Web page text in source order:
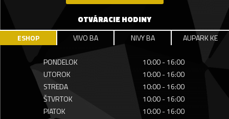
OTVÁRACIE HODINY
ESHOP VIVO BA NIVY BA AUPARK KE
PONDELOK
10:00 - 16:00
UTOROK
10:00 - 16:00
STREDA
10:00 - 16:00
ŠTVRTOK
10:00 - 16:00
PIATOK
10:00 - 16:00